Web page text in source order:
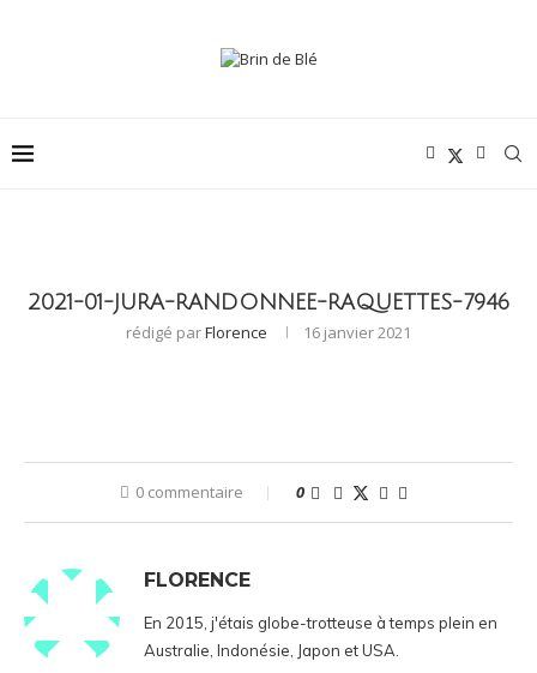
2021-01-JURA-RANDONNEE-RAQUETTES-7946
rédigé parFlorence 16 janvier 2021
0 commentaire 0
FLORENCE
En 2015, j'étais globe-trotteuse à temps plein en
Australie, Indonésie, Japon et USA.